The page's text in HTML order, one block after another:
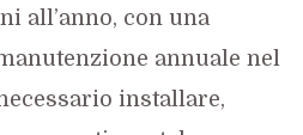
all’anno, con una
annuale nel
installare,